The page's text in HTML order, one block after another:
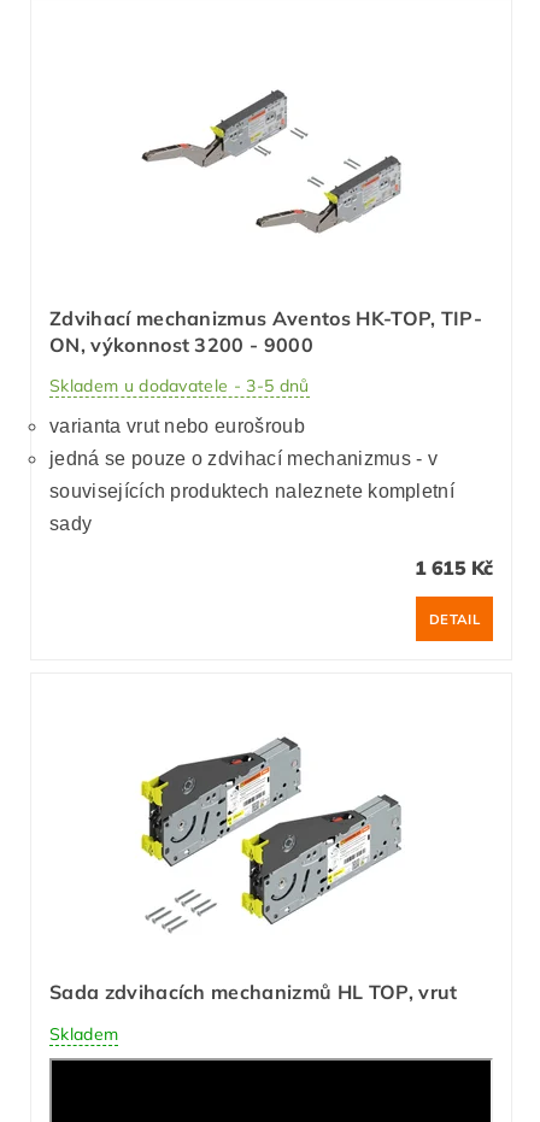
Zdvihací mechanizmus Aventos HK-TOP, TIP-
ON, výkonnost 3200 - 9000
Skladem u dodavatele - 3-5 dnů
varianta vrut nebo eurošroub
jedná se pouze o zdvihací mechanizmus - v
souvisejících produktech naleznete kompletní
sady
1 615 Kč
DETAIL
Sada zdvihacích mechanizmů HL TOP, vrut
Skladem